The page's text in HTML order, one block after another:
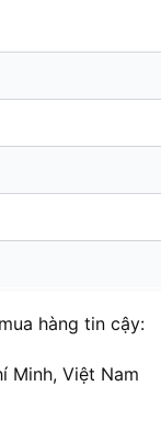
hàng tin cậy:
Minh, Việt Nam